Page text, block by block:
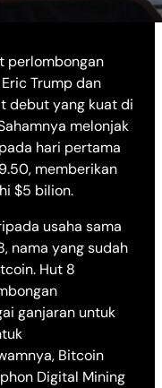
perlombongan
Trump dan
debut yang kuat di
melonjak
hari pertama
memberikan
$5 bilion.
usaha sama
nama yang sudah
Hut 8
ganjaran untuk
Bitcoin
Digital Mining